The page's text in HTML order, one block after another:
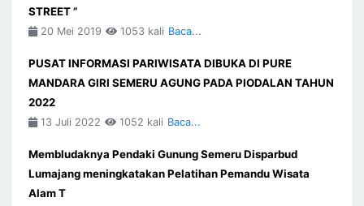
STREET ”
20 Mei 2019 1053 kali Baca...
PUSAT INFORMASI PARIWISATA DIBUKA DI PURE
MANDARA GIRI SEMERU AGUNG PADA PIODALAN TAHUN
2022
13 Juli 2022 1052 kali Baca...
Membludaknya Pendaki Gunung Semeru Disparbud
Lumajang meningkatakan Pelatihan Pemandu Wisata
Alam T